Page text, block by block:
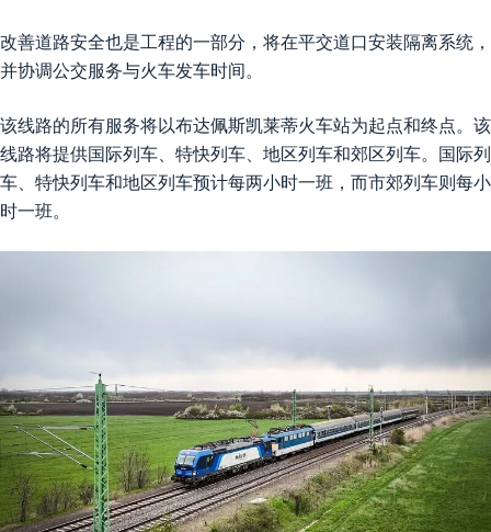
改善道路安全也是工程的一部分，将在平交道口安装隔离系统，
并协调公交服务与火车发车时间。
该线路的所有服务将以布达佩斯凯莱蒂火车站为起点和终点。该
线路将提供国际列车、特快列车、地区列车和郊区列车。国际列
车、特快列车和地区列车预计每两小时一班，而市郊列车则每小
时一班。